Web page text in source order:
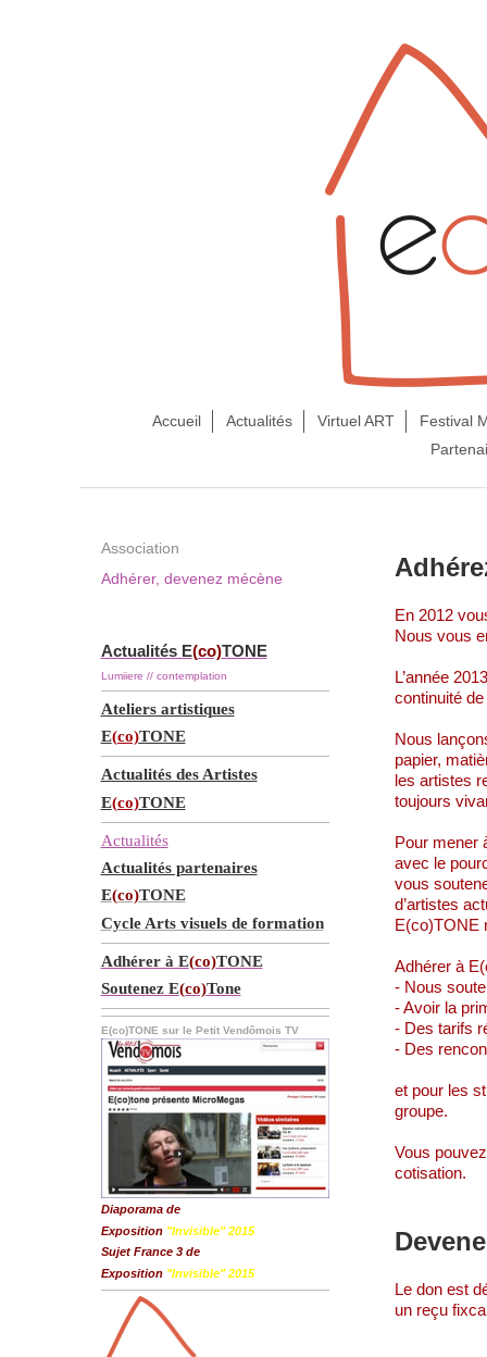
Accueil Actualités Virtuel ART
Festival
En 2012
Nous vous
L’année
continuité
Nous
papier,
les artistes
toujours
Pour mener
avec le
vous
d’artistes
E(co)TONE
Adhérer à
- Nous
- Avoir la
- Des tarifs
- Des
et pour les
groupe.
Vous
cotisation.
Le don est
un reçu
Association
Adhérer, devenez mécène
Actualités E(co)TONE
Lumiiere // contemplation
Ateliers artistiques
E(co)TONE
Actualités des Artistes
E(co)TONE
Actualités
Actualités partenaires
E(co)TONE
Cycle Arts visuels de formation
Adhérer à E(co)TONE
Soutenez E(co)Tone
E(co)TONE sur le Petit Vendômois TV
Diaporama de
Exposition "Invisible" 2015
Sujet France 3 de
Exposition "Invisible" 2015